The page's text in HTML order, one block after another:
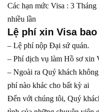
Các hạn mức Visa : 3
nhiều lần
Lệ phí xin Visa
– Lệ phí nộp Đại sứ quán.
– Phí dịch vụ làm Hồ sơ xin
– Ngoài ra Quý khách
phí nào khác cho bất kỳ ai
Đến với chúng tôi, Quý